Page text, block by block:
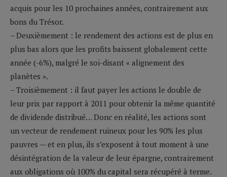
acquis pour les 10 prochaines années, contrairement aux
bons du Trésor.
– Deuxièmement : le rendement des actions est de plus en
plus bas alors que les profits baissent globalement cette
année (-6%), malgré le soi-disant « alignement des
planètes ».
– Troisièmement : il faut payer les actions le double de
leur prix par rapport à 2011 pour obtenir la même quantité
de dividende distribué… Donc en réalité, les actions sont
un vecteur de rendement ruineux pour les 90% les plus
pauvres — et en plus, ils s’exposent à tout moment à une
désintégration de la valeur de leur épargne, contrairement
aux obligations où 100% du capital sera récupéré à terme.